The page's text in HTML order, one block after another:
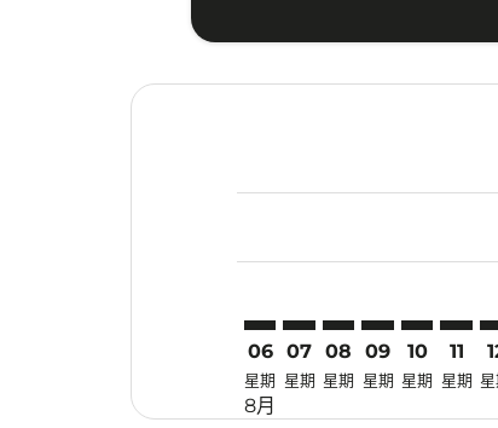
06
星期
8月
07
星期
08
星期
09
星期
10
星期
11
星期